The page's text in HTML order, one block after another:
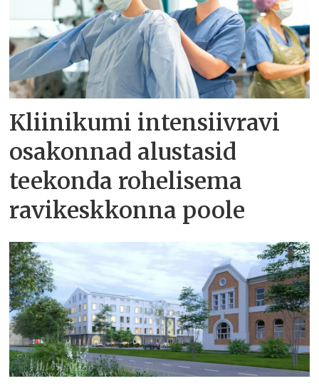
Kliinikumi intensiivravi
osakonnad alustasid
teekonda rohelisema
ravikeskkonna poole